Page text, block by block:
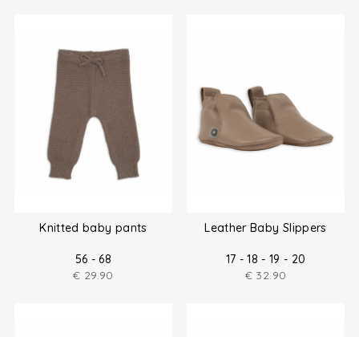
Knitted baby pants
56 - 68
€ 29.90
Leather Baby Slippers
17 - 18 - 19 - 20
€ 32.90